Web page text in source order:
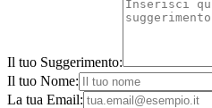
Il tuo Suggerimento:
Il tuo Nome:
La tua Email: